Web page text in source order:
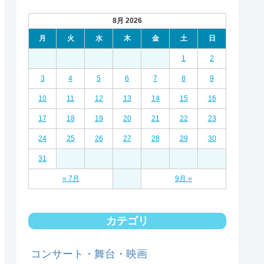
8月 2026
月 火 水 木 金 土 日
1 2
3 4 5 6 7 8 9
10 11 12 13 14 15 16
17 18 19 20 21 22 23
24 25 26 27 28 29 30
31
« 7月 9月 »
カテゴリ
コンサート・舞台・映画